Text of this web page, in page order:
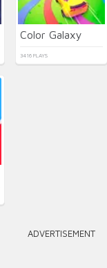
Color Galaxy
3416 PLAYS
ADVERTISEMENT